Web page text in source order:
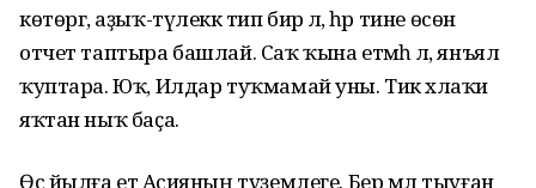
көтөргә, аҙыҡ-түлеккә тип бирә лә, һәр тине өсөн
отчет таптыра башлай. Саҡ ҡына етмәһә лә, янъял
ҡуптара. Юҡ, Илдар туҡмамай уны. Тик әхлаҡи
яҡтан ныҡ баҫа.
Өс йылға етә Асияның түҙемлеге. Бер мәл тыуған